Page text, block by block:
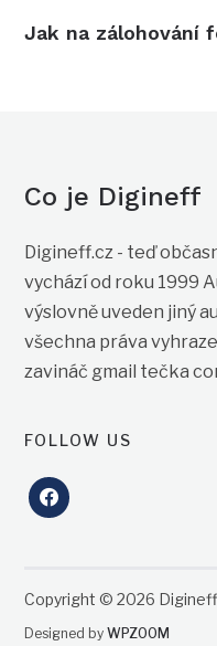
Jak na zálohování
Co je Digineff
Digineff.cz - teď
vychází od roku 1999
výslovně uveden jiný
všechna práva
zavináč gmail tečka
FOLLOW US
facebook
Copyright © 2026 Digineff
Designed byWPZOOM